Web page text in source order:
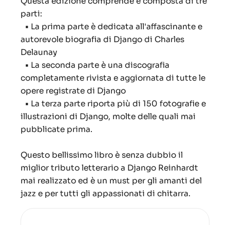
parti:
• La prima parte è dedicata all'affascinante e
autorevole biografia di Django di Charles
Delaunay
• La seconda parte è una discografia
completamente rivista e aggiornata di tutte le
opere registrate di Django
• La terza parte riporta più di 150 fotografie e
illustrazioni di Django, molte delle quali mai
pubblicate prima.
Questo bellissimo libro è senza dubbio il
miglior tributo letterario a Django Reinhardt
mai realizzato ed è un must per gli amanti del
jazz e per tutti gli appassionati di chitarra.